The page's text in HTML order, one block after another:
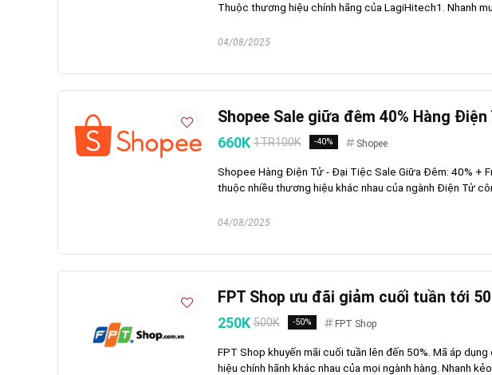
Thuộc thương hiệu chính hãng của LagiHitech1. Nhanh
04/08/2025
Shopee Sale giữa đêm 40% Hàng Điện
660K 1TR100K -40% Shopee
Shopee Hàng Điện Tử - Đại Tiệc Sale Giữa Đêm: 40% +
thuộc nhiều thương hiệu khác nhau của ngành Điện Tử
04/08/2025
FPT Shop ưu đãi giảm cuối tuần tới
250K 500K -50% FPT Shop
FPT Shop khuyến mãi cuối tuần lên đến 50%. Mã áp
hiệu chính hãnh khác nhau của mọi ngành hàng. Nhanh